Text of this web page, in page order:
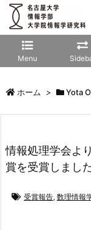
Menu
ホーム > Yota
情報処理学会よ
賞を受賞しまし
受賞報告, 数理情報